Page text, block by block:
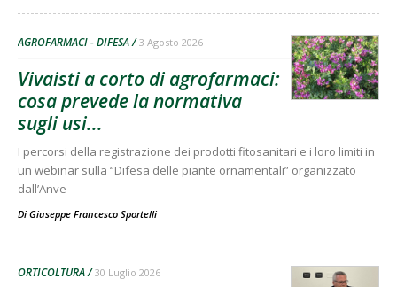
AGROFARMACI - DIFESA 3 Agosto 2026
Vivaisti a corto di agrofarmaci:
cosa prevede la normativa
sugli usi...
I percorsi della registrazione dei prodotti fitosanitari e i loro limiti in
un webinar sulla “Difesa delle piante ornamentali” organizzato
dall’Anve
Di Giuseppe Francesco Sportelli
ORTICOLTURA 30 Luglio 2026